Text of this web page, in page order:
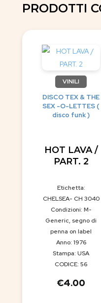
PRODOTTI
VINILI
DISCO TEX & THE
SEX -O-LETTES (
disco funk )
HOT LAVA /
PART. 2
Etichetta:
CHELSEA- CH 3040
Condizioni: M-
Generic, segno di
penna on label
Anno: 1976
Stampa: USA
CODICE: 56
€4.00